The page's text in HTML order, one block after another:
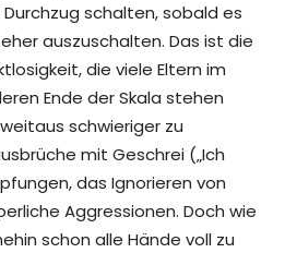
schalten, sobald es
auszuschalten. Das ist die
die viele Eltern im
Ende der Skala stehen
schwieriger zu
mit Geschrei („Ich
das Ignorieren von
Aggressionen. Doch wie
schon alle Hände voll zu